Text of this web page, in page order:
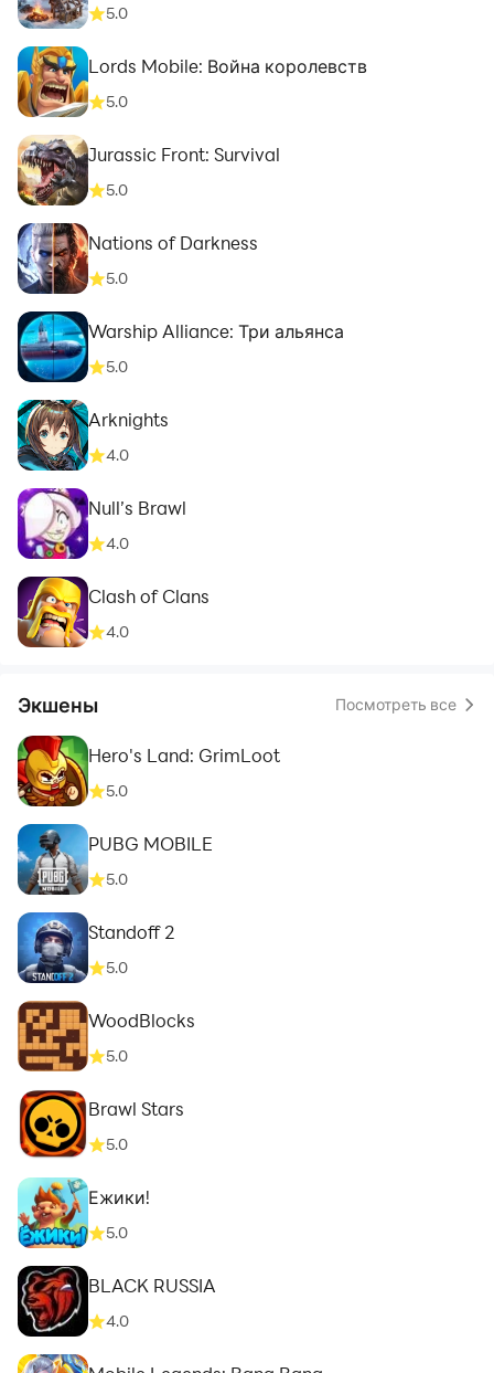
5.0
Lords Mobile: Война королевств
5.0
Jurassic Front: Survival
5.0
Nations of Darkness
5.0
Warship Alliance: Три альянса
5.0
Arknights
4.0
Null’s Brawl
4.0
Clash of Clans
4.0
Экшены Посмотреть все
Hero's Land: GrimLoot
5.0
PUBG MOBILE
5.0
Standoff 2
5.0
WoodBlocks
5.0
Brawl Stars
5.0
Ежики!
5.0
BLACK RUSSIA
4.0